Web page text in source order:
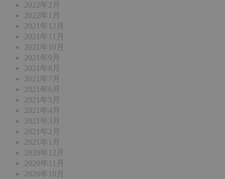
2022年2月
2022年1月
2021年12月
2021年11月
2021年10月
2021年9月
2021年8月
2021年7月
2021年6月
2021年5月
2021年4月
2021年3月
2021年2月
2021年1月
2020年12月
2020年11月
2020年10月